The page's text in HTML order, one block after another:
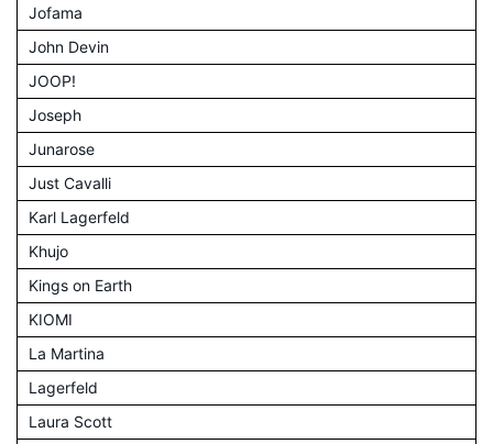
Jofama
John Devin
JOOP!
Joseph
Junarose
Just Cavalli
Karl Lagerfeld
Khujo
Kings on Earth
KIOMI
La Martina
Lagerfeld
Laura Scott